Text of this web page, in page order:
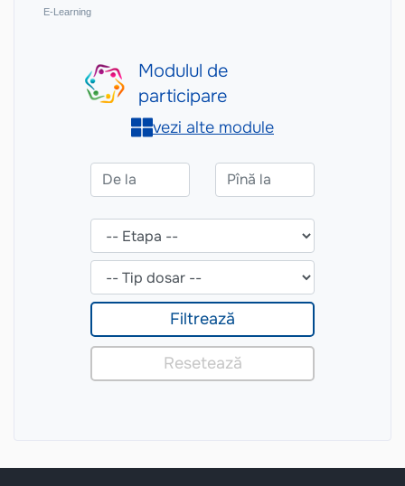
E-Learning